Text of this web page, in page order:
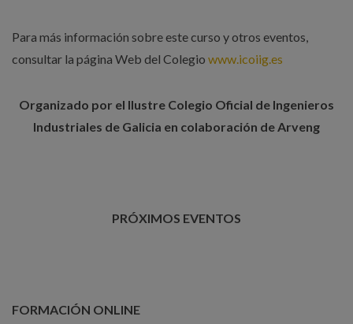
Para más información sobre este curso y otros eventos,
consultar la página Web del Colegio www.icoiig.es
Organizado por el Ilustre Colegio Oficial de Ingenieros
Industriales de Galicia en colaboración de Arveng
PRÓXIMOS EVENTOS
FORMACIÓN ONLINE